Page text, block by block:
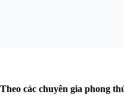
Theo các chuyên gia phong